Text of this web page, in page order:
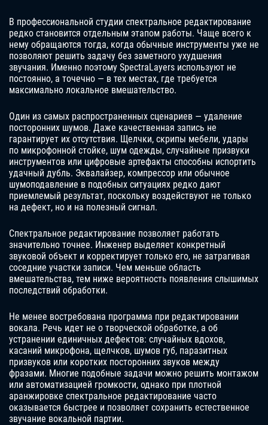
В профессиональной студии спектральное редактирование
редко становится отдельным этапом работы. Чаще всего к
нему обращаются тогда, когда обычные инструменты уже не
позволяют решить задачу без заметного ухудшения
звучания. Именно поэтому SpectraLayers используют не
постоянно, а точечно — в тех местах, где требуется
максимально локальное вмешательство.
Один из самых распространенных сценариев — удаление
посторонних шумов. Даже качественная запись не
гарантирует их отсутствия. Щелчки, скрипы мебели, удары
по микрофонной стойке, шум одежды, случайные призвуки
инструментов или цифровые артефакты способны испортить
удачный дубль. Эквалайзер, компрессор или обычное
шумоподавление в подобных ситуациях редко дают
приемлемый результат, поскольку воздействуют не только
на дефект, но и на полезный сигнал.
Спектральное редактирование позволяет работать
значительно точнее. Инженер выделяет конкретный
звуковой объект и корректирует только его, не затрагивая
соседние участки записи. Чем меньше область
вмешательства, тем ниже вероятность появления слышимых
последствий обработки.
Не менее востребована программа при редактировании
вокала. Речь идет не о творческой обработке, а об
устранении единичных дефектов: случайных вдохов,
касаний микрофона, щелчков, шумов губ, паразитных
призвуков или коротких посторонних звуков между
фразами. Многие подобные задачи можно решить монтажом
или автоматизацией громкости, однако при плотной
аранжировке спектральное редактирование часто
оказывается быстрее и позволяет сохранить естественное
звучание вокальной партии.